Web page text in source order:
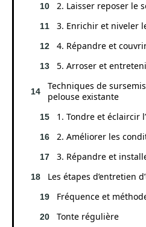
2. Laisser reposer le
3. Enrichir et niveler
4. Répandre et
5. Arroser et
Techniques de
pelouse existante
1. Tondre et éclaircir
2. Améliorer les
3. Répandre et
Les étapes d’entretien
Fréquence et
Tonte régulière